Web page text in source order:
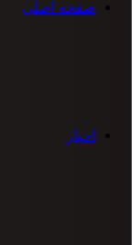
صفحه اصلی
اخبار